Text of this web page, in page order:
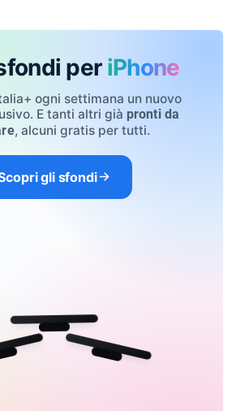
per iPhone
ogni settimana un nuovo
E tanti altri già pronti da
, alcuni gratis per tutti.
gli sfondi